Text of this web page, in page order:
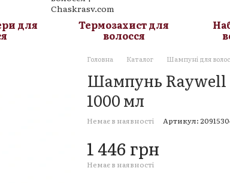
для Термозахист для
волосся
Головна Каталог Шампуні для
Шампунь Raywell
1000 мл
Немає в наявності Артикул:
1 446 грн
Немає в наявності